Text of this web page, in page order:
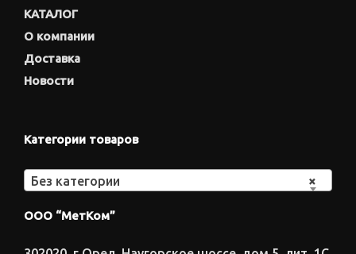
КАТАЛОГ
О компании
Доставка
Новости
Категории товаров
×
Без категории
ООО “МетКом”